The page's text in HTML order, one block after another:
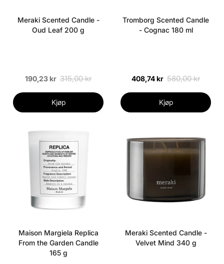
Meraki Scented Candle -
Oud Leaf 200 g
190,23 kr 315,00 kr
Kjøp
Tromborg Scented Candle
- Cognac 180 ml
408,74 kr 580,00 kr
Kjøp
Maison Margiela Replica
From the Garden Candle
165 g
Meraki Scented Candle -
Velvet Mind 340 g